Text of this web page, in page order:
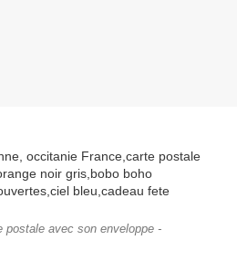
postale avec son enveloppe -